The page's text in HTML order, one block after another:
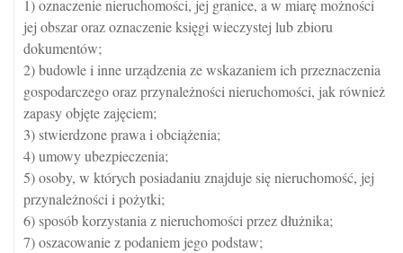
1) oznaczenie nieruchomości, jej granice, a w miarę możności
jej obszar oraz oznaczenie księgi wieczystej lub zbioru
dokumentów;
2) budowle i inne urządzenia ze wskazaniem ich przeznaczenia
gospodarczego oraz przynależności nieruchomości, jak również
zapasy objęte zajęciem;
3) stwierdzone prawa i obciążenia;
4) umowy ubezpieczenia;
5) osoby, w których posiadaniu znajduje się nieruchomość, jej
przynależności i pożytki;
6) sposób korzystania z nieruchomości przez dłużnika;
7) oszacowanie z podaniem jego podstaw;